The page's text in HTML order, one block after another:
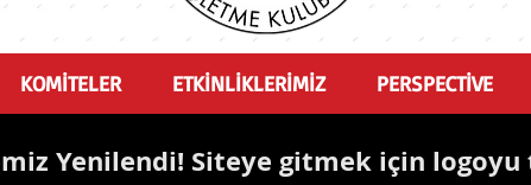
KOMİTELER ETKİNLİKLERİMİZ PERSPECTİVE
Yenilendi! Siteye gitmek için logoyu